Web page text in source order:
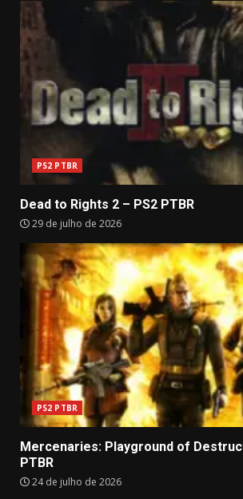
PS2 PTBR
Dead to Rights 2 – PS2 PTBR
29 de julho de 2026
PS2 PTBR
Mercenaries: Playground of
PTBR
24 de julho de 2026